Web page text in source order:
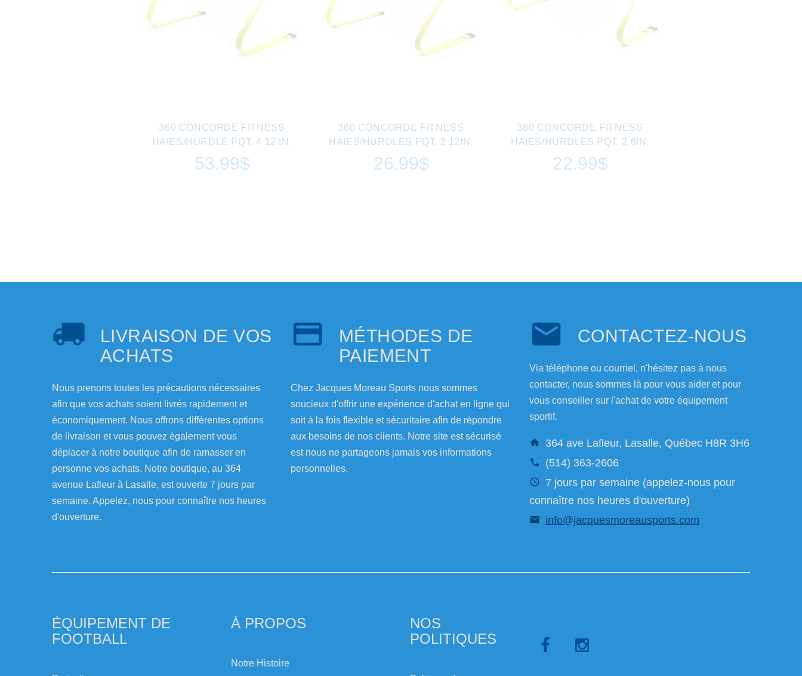
INVENTAIRE
360 CONCORDE FITNESS
HAIES/HURDLE PQT. 4 12 IN.
53.99$
INVENTAIRE
360 CONCORDE FITNESS
HAIES/HURDLES PQT. 2 12IN.
26.99$
360 CONCORDE FITNESS
HAIES/HURDLES PQT. 2 6IN.
22.99$
LIVRAISON DE VOS
ACHATS
Nous prenons toutes les précautions nécessaires
afin que vos achats soient livrés rapidement et
économiquement. Nous offrons différentes options
de livraison et vous pouvez également vous
déplacer à notre boutique afin de ramasser en
personne vos achats. Notre boutique, au 364
avenue Lafleur à Lasalle, est ouverte 7 jours par
semaine. Appelez, nous pour connaître nos heures
d'ouverture.
MÉTHODES DE
PAIEMENT
Chez Jacques Moreau Sports nous sommes
soucieux d'offrir une expérience d'achat en ligne qui
soit à la fois flexible et sécuritaire afin de répondre
aux besoins de nos clients. Notre site est sécurisé
est nous ne partageons jamais vos informations
personnelles.
CONTACTEZ-NOUS
Via téléphone ou courriel, n'hésitez pas à nous
contacter, nous sommes là pour vous aider et pour
vous conseiller sur l'achat de votre équipement
sportif.
364 ave Lafleur, Lasalle, Québec H8R 3H6
(514) 363-2606
7 jours par semaine (appelez-nous pour
connaître nos heures d'ouverture)
info@jacquesmoreausports.com
ÉQUIPEMENT DE
FOOTBALL
À PROPOS
Notre Histoire
NOS
POLITIQUES